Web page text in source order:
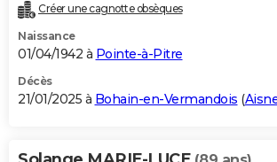
Créer une cagnotte obsèques
Naissance
01/04/1942 à Pointe-à-Pitre
Décès
21/01/2025 à Bohain-en-Vermandois (